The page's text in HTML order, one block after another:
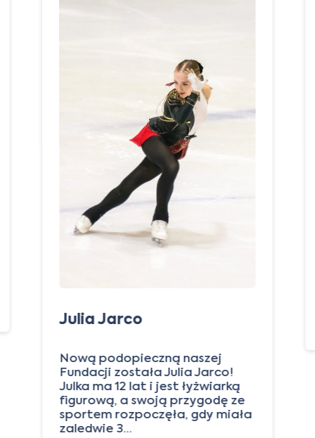
Julia Jarco
Nową podopieczną naszej
Fundacji została Julia Jarco!
Julka ma 12 lat i jest łyżwiarką
figurową, a swoją przygodę ze
sportem rozpoczęła, gdy miała
zaledwie 3…